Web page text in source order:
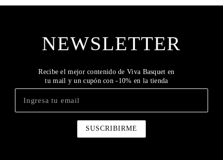
NEWSLETTER
Recibe el mejor contenido de Viva Basquet en
tu mail y un cupón con -10% en la tienda